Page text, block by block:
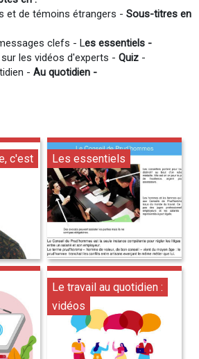
et de témoins étrangers - Sous-titres en
clefs - Les essentiels -
les vidéos d'experts - Quiz -
- Au quotidien -
c'est
Les essentiels
Le travail au quotidien :
vidéos